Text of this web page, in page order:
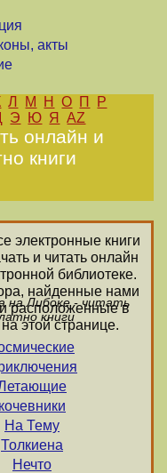
акты
Л М Н О П
Р
Э Ю Я AZ
онлайн и
книги
электронные книги
и читать онлайн
библиотеке.
найденные нами
расположенные в
этой странице.
на Либоке - читать
книги
кочевники
На Тему
Толкиена
Нечто